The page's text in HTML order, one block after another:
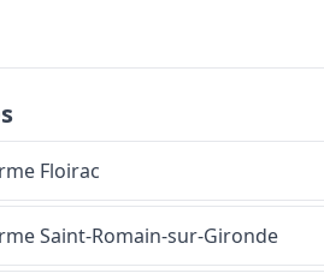
Floirac
Saint-Romain-sur-Gironde